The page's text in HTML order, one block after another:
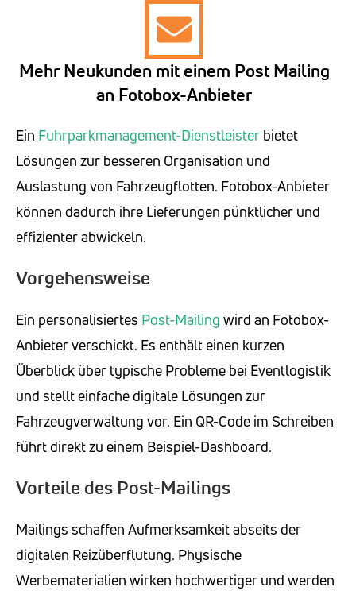
Mehr Neukunden mit einem Post Mailing
an Fotobox-Anbieter
Ein Fuhrparkmanagement-Dienstleister bietet
Lösungen zur besseren Organisation und
Auslastung von Fahrzeugflotten. Fotobox-Anbieter
können dadurch ihre Lieferungen pünktlicher und
effizienter abwickeln.
Vorgehensweise
Ein personalisiertes Post-Mailing wird an Fotobox-
Anbieter verschickt. Es enthält einen kurzen
Überblick über typische Probleme bei Eventlogistik
und stellt einfache digitale Lösungen zur
Fahrzeugverwaltung vor. Ein QR-Code im Schreiben
führt direkt zu einem Beispiel-Dashboard.
Vorteile des Post-Mailings
Mailings schaffen Aufmerksamkeit abseits der
digitalen Reizüberflutung. Physische
Werbematerialien wirken hochwertiger und werden